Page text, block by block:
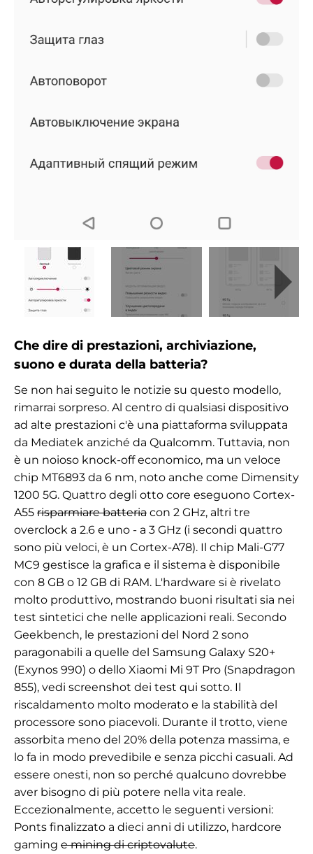
Che dire di prestazioni, archiviazione,
suono e durata della batteria?
Se non hai seguito le notizie su questo modello,
rimarrai sorpreso. Al centro di qualsiasi dispositivo
ad alte prestazioni c'è una piattaforma sviluppata
da Mediatek anziché da Qualcomm. Tuttavia, non
è un noioso knock-off economico, ma un veloce
chip MT6893 da 6 nm, noto anche come Dimensity
1200 5G. Quattro degli otto core eseguono Cortex-
A55 risparmiare batteria con 2 GHz, altri tre
overclock a 2.6 e uno - a 3 GHz (i secondi quattro
sono più veloci, è un Cortex-A78). Il chip Mali-G77
MC9 gestisce la grafica e il sistema è disponibile
con 8 GB o 12 GB di RAM. L'hardware si è rivelato
molto produttivo, mostrando buoni risultati sia nei
test sintetici che nelle applicazioni reali. Secondo
Geekbench, le prestazioni del Nord 2 sono
paragonabili a quelle del Samsung Galaxy S20+
(Exynos 990) o dello Xiaomi Mi 9T Pro (Snapdragon
855), vedi screenshot dei test qui sotto. Il
riscaldamento molto moderato e la stabilità del
processore sono piacevoli. Durante il trotto, viene
assorbita meno del 20% della potenza massima, e
lo fa in modo prevedibile e senza picchi casuali. Ad
essere onesti, non so perché qualcuno dovrebbe
aver bisogno di più potere nella vita reale.
Eccezionalmente, accetto le seguenti versioni:
Ponts finalizzato a dieci anni di utilizzo, hardcore
gaming e mining di criptovalute.